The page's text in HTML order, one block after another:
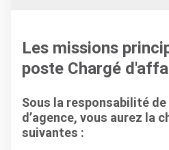
Les missions
poste Chargé
Sous la responsabilité
d’agence, vous aurez la
suivantes :